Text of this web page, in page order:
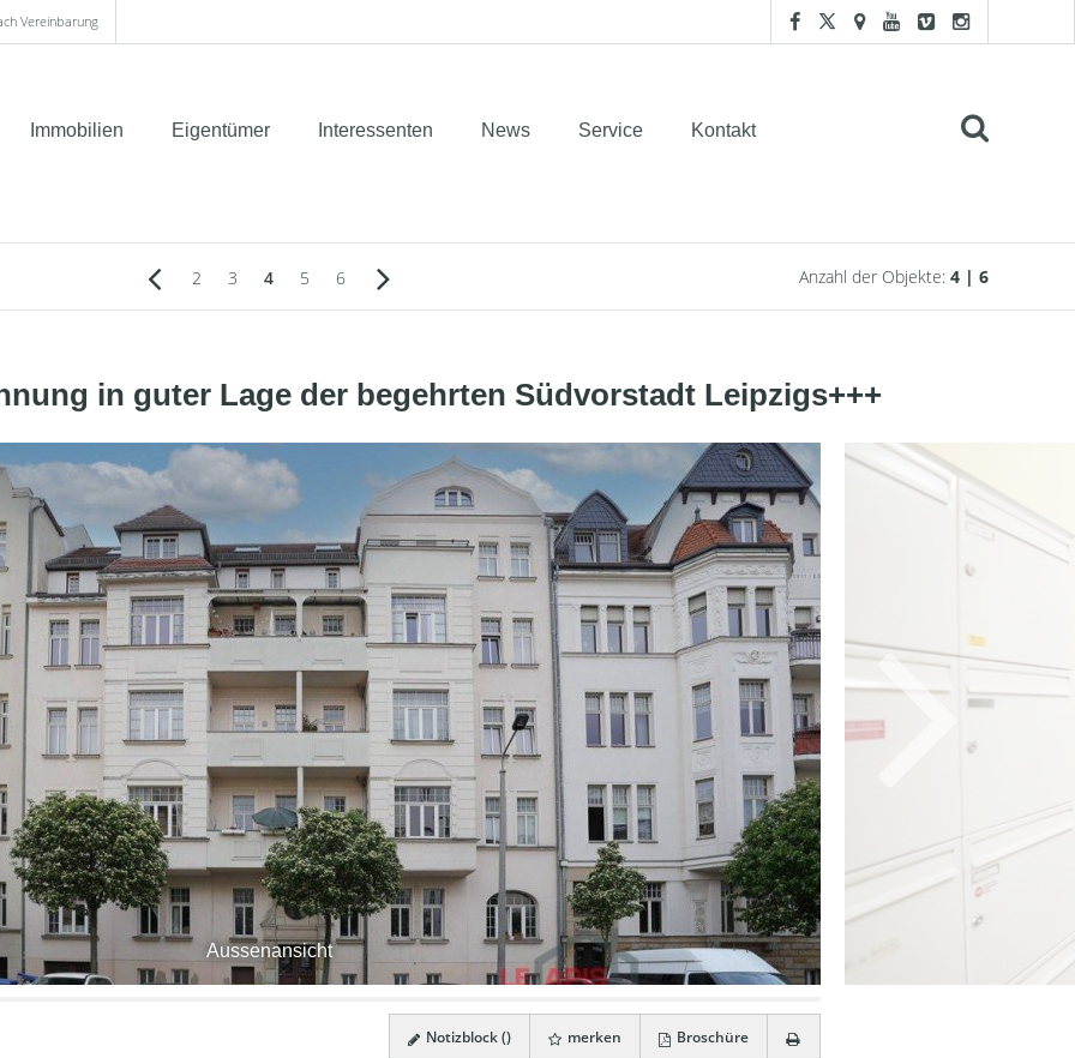
Vereinbarung
Immobilien Eigentümer Interessenten News Service Kontakt
2 3 4 5 6 Anzahl der Objekte: 4 | 6
in guter Lage der begehrten Südvorstadt Leipzigs+++
Aussenansicht
Notizblock () merken Broschüre